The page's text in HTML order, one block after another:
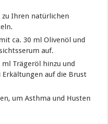
zu Ihren natürlichen
ca. 30 ml Olivenöl und
auf.
ml Trägeröl hinzu und
auf die Brust
um Asthma und Husten